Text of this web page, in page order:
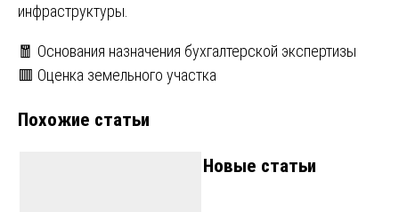
инфраструктуры.
Навигация
записям
🧧 Основания назначения бухгалтерской экспертизы
🟥 Оценка земельного участка
Похожие статьи
Новые статьи